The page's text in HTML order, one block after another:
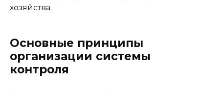
хозяйства.
Основные принципы
организации системы
контроля